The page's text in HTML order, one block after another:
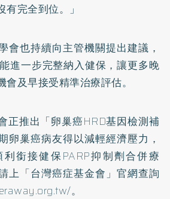
完全到位。」
會也持續向主管機關提出建議，
進一步完整納入健保，讓更多晚
及早接受精準治療評估。
正推出「卵巢癌HRD基因檢測補
卵巢癌病友得以減輕經濟壓力，
銜接健保PARP抑制劑合併療
上「台灣癌症基金會」官網查詢
。